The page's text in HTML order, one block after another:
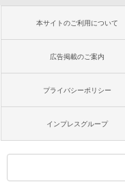
本サイトのご利用について
広告掲載のご案内
プライバシーポリシー
インプレスグループ